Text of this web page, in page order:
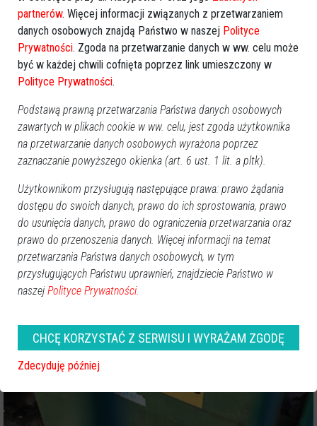
partnerów. Więcej informacji związanych z przetwarzaniem
danych osobowych znajdą Państwo w naszej Polityce
Prywatności. Zgoda na przetwarzanie danych w ww. celu może
być w każdej chwili cofnięta poprzez link umieszczony w
Polityce Prywatności.
Podstawą prawną przetwarzania Państwa danych osobowych
zawartych w plikach cookie w ww. celu, jest zgoda użytkownika
na przetwarzanie danych osobowych wyrażona poprzez
zaznaczanie powyższego okienka (art. 6 ust. 1 lit. a pltk).
Użytkownikom przysługują następujące prawa: prawo żądania
dostępu do swoich danych, prawo do ich sprostowania, prawo
do usunięcia danych, prawo do ograniczenia przetwarzania oraz
prawo do przenoszenia danych. Więcej informacji na temat
przetwarzania Państwa danych osobowych, w tym
przysługujących Państwu uprawnień, znajdziecie Państwo w
naszej Polityce Prywatności.
CHCĘ KORZYSTAĆ Z SERWISU I WYRAŻAM ZGODĘ
Zdecyduję później